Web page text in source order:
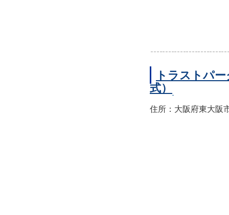
トラストパ
式）
住所：大阪府東大阪